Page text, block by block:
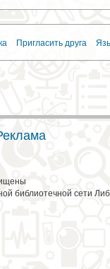
Пригласить друга
библиотечной сети